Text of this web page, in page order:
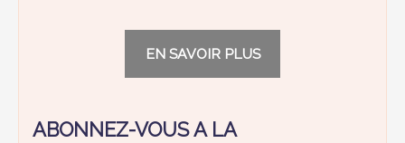
EN SAVOIR PLUS
ABONNEZ-VOUS A LA